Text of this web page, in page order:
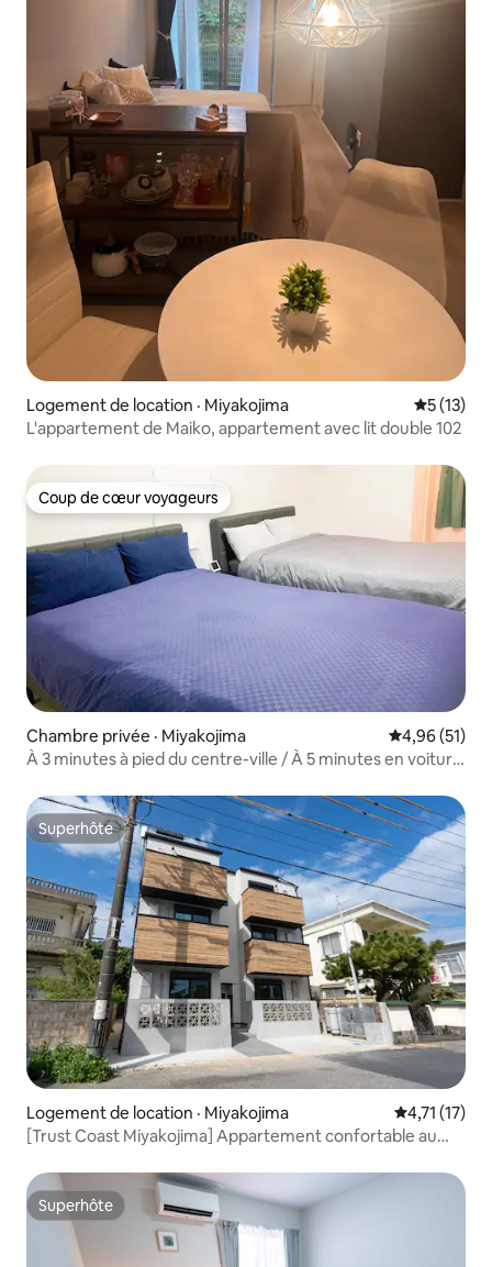
Logement de location · Miyakojima Note
5 (13)
L'appartement de Maiko, appartement avec lit double 102
Coup de cœur voyageurs
Coup de cœur voyageurs
Chambre privée · Miyakojima Note
4,96 (51)
À 3 minutes à pied du centre-ville / À 5 minutes en voiture
groupes
Superhôte
Superhôte
Logement de location · Miyakojima Note
4,71 (17)
[Trust Coast Miyakojima] Appartement confortable au
séjours de longue durée et les télétravailleurs en
vacances, 104.
Superhôte
Superhôte